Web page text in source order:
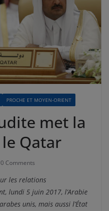
PROCHE ET MOYEN-ORIENT
met la
Qatar
0 Comments
les relations
lundi 5 juin 2017, l’Arabie
unis, mais aussi l’État